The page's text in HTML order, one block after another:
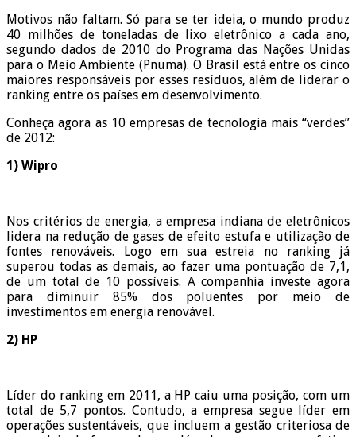
Motivos não faltam. Só para se ter ideia, o mundo produz
40 milhões de toneladas de lixo eletrônico a cada ano,
segundo dados de 2010 do Programa das Nações Unidas
para o Meio Ambiente (Pnuma). O Brasil está entre os cinco
maiores responsáveis por esses resíduos, além de liderar o
ranking entre os países em desenvolvimento.
Conheça agora as 10 empresas de tecnologia mais “verdes”
de 2012:
1) Wipro
Nos critérios de energia, a empresa indiana de eletrônicos
lidera na redução de gases de efeito estufa e utilização de
fontes renováveis. Logo em sua estreia no ranking já
superou todas as demais, ao fazer uma pontuação de 7,1,
de um total de 10 possíveis. A companhia investe agora
para diminuir 85% dos poluentes por meio de
investimentos em energia renovável.
2) HP
Líder do ranking em 2011, a HP caiu uma posição, com um
total de 5,7 pontos. Contudo, a empresa segue líder em
operações sustentáveis, que incluem a gestão criteriosa de